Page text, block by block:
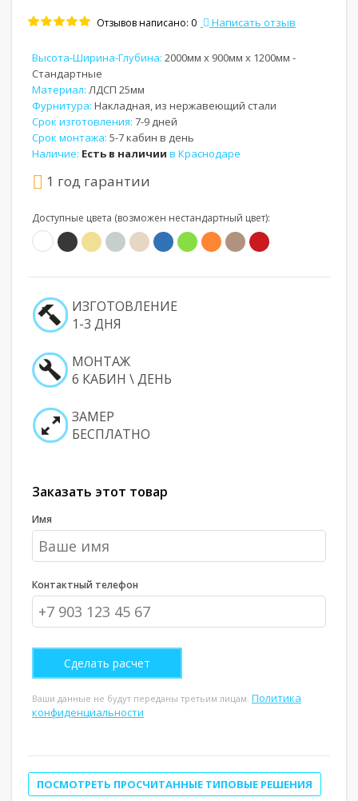
Отзывов написано: 0 Написать отзыв
Высота-Ширина-Глубина: 2000мм x 900мм x 1200мм -
Стандартные
Материал: ЛДСП 25мм
Фурнитура: Накладная, из нержавеющий стали
Срок изготовления: 7-9 дней
Срок монтажа: 5-7 кабин в день
Наличие: Есть в наличии в Краснодаре
1 год гарантии
Доступные цвета (возможен нестандартный цвет):
ИЗГОТОВЛЕНИЕ
1-3 ДНЯ
МОНТАЖ
6 КАБИН \ ДЕНЬ
ЗАМЕР
БЕСПЛАТНО
Заказать этот товар
Имя
Контактный телефон
Ваши данные не будут переданы третьим лицам. Политика
конфиденциальности
ПОСМОТРЕТЬ ПРОСЧИТАННЫЕ ТИПОВЫЕ РЕШЕНИЯ